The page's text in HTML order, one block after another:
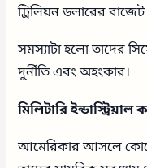
ট্রিলিয়ন ডলারের
সমস্যাটা হলো তাদের
দুর্নীতি এবং অহংকার।
মিলিটারি ইন্ডাস্ট্রিয়াল
আমেরিকার আসলে কোনো